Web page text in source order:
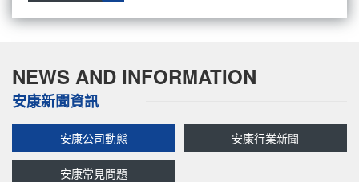
NEWS AND INFORMATION
安康新聞資訊
安康公司動態 安康行業新聞
安康常見問題